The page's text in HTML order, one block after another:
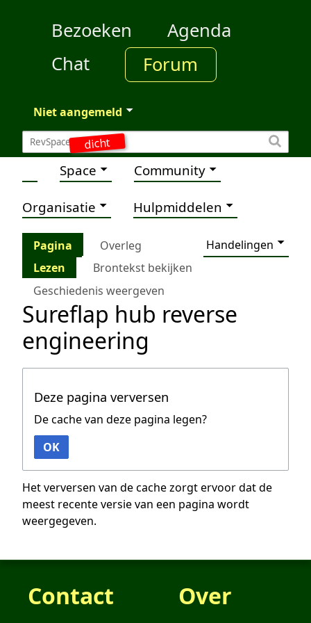
dicht
Bezoeken
Agenda
Chat
Forum
Niet aangemeld
Space Community
Organisatie Hulpmiddelen
Pagina Overleg
Handelingen
Lezen
Brontekst bekijken
Geschiedenis weergeven
Sureflap hub reverse
engineering
Deze pagina verversen
De cache van deze pagina legen?
OK
Het verversen van de cache zorgt ervoor dat de
meest recente versie van een pagina wordt
weergegeven.
Contact Over